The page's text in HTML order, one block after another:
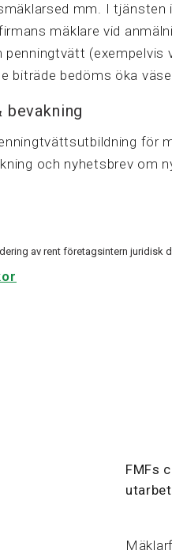
mm. I tjänsten
mäklare vid
(exempelvis
biträde bedöms öka
bevakning
för
och nyhetsbrev om
av rent företagsintern juridisk
FMFs